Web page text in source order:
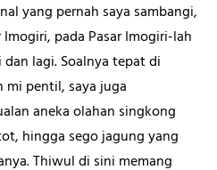
yang pernah saya sambangi,
pada Pasar Imogiri-lah
lagi. Soalnya tepat di
pentil, saya juga
aneka olahan singkong
hingga sego jagung yang
Thiwul di sini memang